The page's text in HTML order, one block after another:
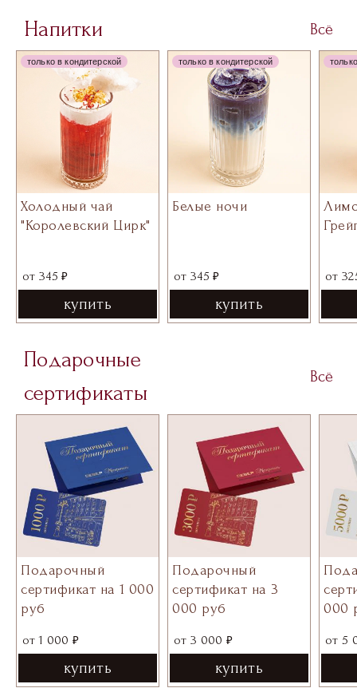
Напитки Всё
Холодный чай
"Королевский Цирк"
от 345 ₽
купить
только в кондитерской
Белые ночи
от 345 ₽
купить
только в кондитерской
от
Подарочные
сертификаты
Всё
Подарочный
сертификат на 1 000
руб
от 1 000 ₽
купить
Подарочный
сертификат на 3
000 руб
от 3 000 ₽
купить
000
от 5